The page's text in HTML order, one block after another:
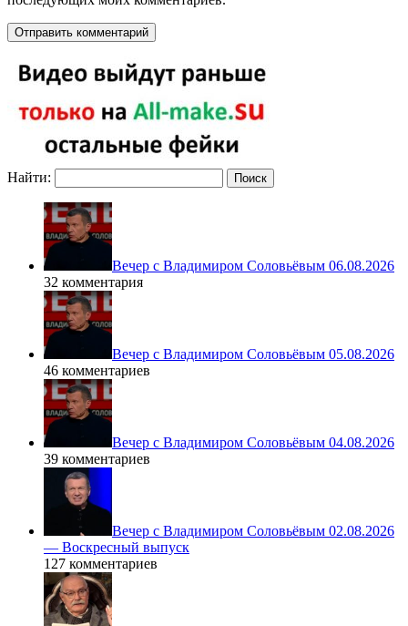
Найти:
Вечер с Владимиром Соловьёвым 06.08.2026
32 комментария
Вечер с Владимиром Соловьёвым 05.08.2026
46 комментариев
Вечер с Владимиром Соловьёвым 04.08.2026
39 комментариев
Вечер с Владимиром Соловьёвым 02.08.2026
— Воскресный выпуск
127 комментариев